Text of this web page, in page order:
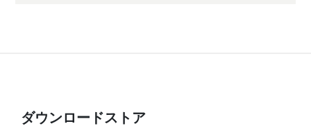
ダウンロードストア